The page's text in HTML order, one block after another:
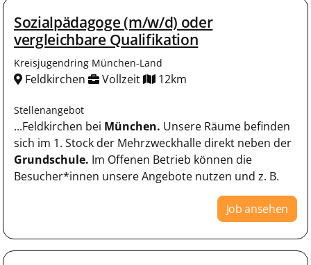
Sozialpädagoge (m/w/d) oder
vergleichbare Qualifikation
Kreisjugendring München-Land
Feldkirchen Vollzeit 12km
Stellenangebot
...Feldkirchen bei München. Unsere Räume befinden
sich im 1. Stock der Mehrzweckhalle direkt neben der
Grundschule. Im Offenen Betrieb können die
Besucher*innen unsere Angebote nutzen und z. B.
Job ansehen